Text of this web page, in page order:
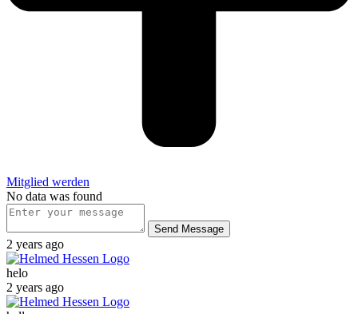
Mitglied werden
No data was found
Send Message
2 years ago
helo
2 years ago